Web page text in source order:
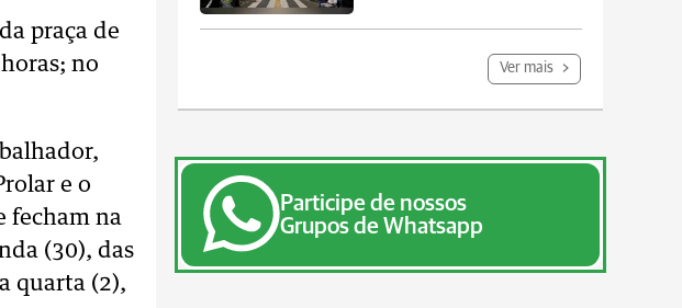
praça de
no
e o
fecham na
(30), das
quarta (2),
Ver mais
Participe de nossos
Grupos de Whatsapp